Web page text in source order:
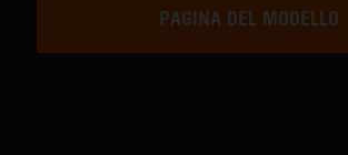
PAGINA DEL MODELLO